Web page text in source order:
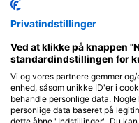
Dykkercentre, der
dykkersted
Privatindstillinger
Ved at klikke på knappen
standardindstillingen for
Vi og vores partnere gemmer
enhed, såsom unikke ID'er i
behandle personlige data.
personlige data baseret på